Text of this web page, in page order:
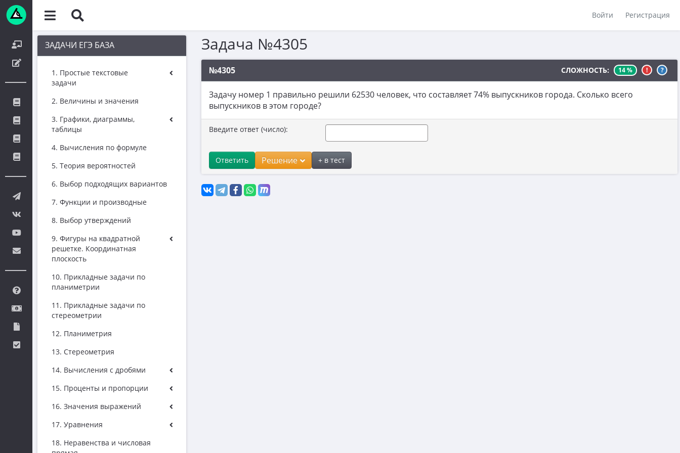
Войти Регистрация
ЗАДАЧИ ЕГЭ БАЗА
1. Простые текстовые
задачи
2. Величины и значения
3. Графики, диаграммы,
таблицы
4. Вычисления по формуле
5. Теория вероятностей
6. Выбор подходящих вариантов
7. Функции и производные
8. Выбор утверждений
9. Фигуры на квадратной
решетке. Координатная
плоскость
10. Прикладные задачи по
планиметрии
11. Прикладные задачи по
стереометрии
12. Планиметрия
13. Стереометрия
14. Вычисления с дробями
15. Проценты и пропорции
16. Значения выражений
17. Уравнения
18. Неравенства и числовая
Задача №4305
№4305 СЛОЖНОСТЬ: 14 % ! ?
Задачу номер 1 правильно решили 62530 человек, что составляет 74% выпускников города. Сколько всего
выпускников в этом городе?
Введите ответ (число):
Ответить Решение + в тест